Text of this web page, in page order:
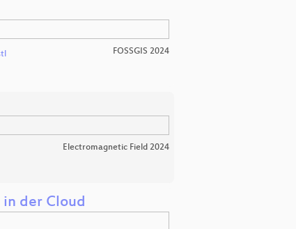
FOSSGIS 2024
Electromagnetic Field 2024
in der Cloud